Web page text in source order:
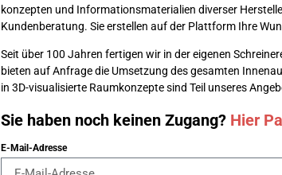
konzepten und Informations­materialien diverser
Kunden­beratung. Sie erstellen auf der Plattform Ihre
Seit über 100 Jahren fertigen wir in der eigenen
bieten auf Anfrage die Umsetzung des gesamten
in 3D-visualisierte Raumkonzepte sind Teil unseres
Sie haben noch keinen Zugang? Hier
E-Mail-Adresse